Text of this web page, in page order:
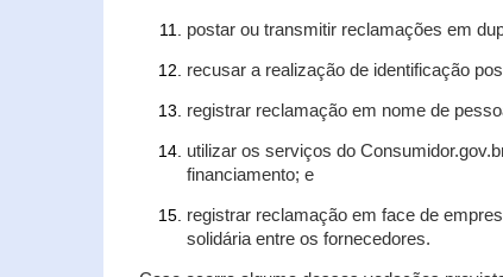
postar ou transmitir reclamações em
recusar a realização de identificação
registrar reclamação em nome de
utilizar os serviços do
financiamento; e
registrar reclamação em face de
solidária entre os fornecedores.